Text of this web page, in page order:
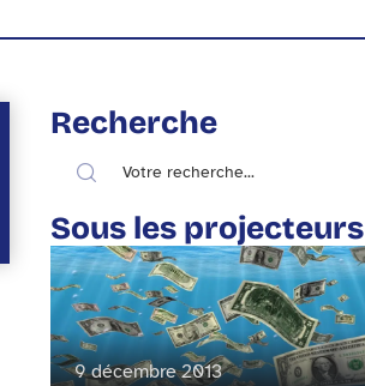
Recherche
Sous les projecteurs
9 décembre 2013